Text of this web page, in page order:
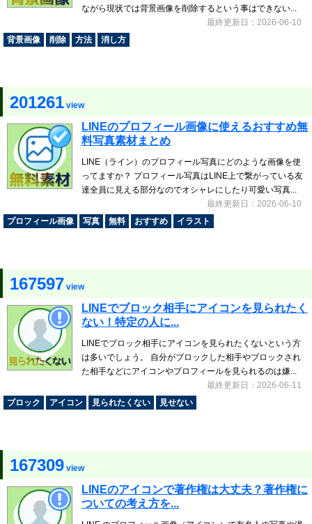
ながら現状では背景画像を削除するという事はできない...
最終更新日：2026-06-10
背景画像
削除 方法 消し方
201261 view
LINEのプロフィール画像に使えるおすすめ無
料写真素材まとめ
LINE（ライン）のプロフィール写真にどのような画像を使
ってますか？ プロフィール写真はLINE上で繋がっている友
達全員に見える部分なのでオシャレにしたり可愛い写真...
最終更新日：2026-06-10
プロフィール画像
写真 無料 おすすめ イラスト
167597 view
LINEでブロック相手にアイコンを見られたく
ない！特定の人に...
LINEでブロック相手にアイコンを見られたくないという方
は多いでしょう。 自分がブロックした相手やブロックされ
た相手などにアイコンやプロフィールを見られるのは嫌...
最終更新日：2026-06-11
ブロック
アイコン 見られたくない 見せない
167309 view
LINEのアイコンで著作権は大丈夫？著作権に
ついての考え方を...